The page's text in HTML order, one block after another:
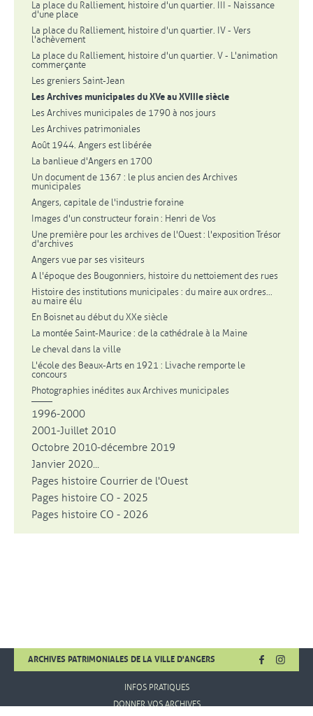
La place du Ralliement, histoire d'un quartier. III - Naissance
d'une place
La place du Ralliement, histoire d'un quartier. IV - Vers
l'achèvement
La place du Ralliement, histoire d'un quartier. V - L'animation
commerçante
Les greniers Saint-Jean
Les Archives municipales du XVe au XVIIIe siècle
Les Archives municipales de 1790 à nos jours
Les Archives patrimoniales
Août 1944. Angers est libérée
La banlieue d'Angers en 1700
Un document de 1367 : le plus ancien des Archives
municipales
Angers, capitale de l'industrie foraine
Images d'un constructeur forain : Henri de Vos
Une première pour les archives de l'Ouest : l'exposition Trésor
d'archives
Angers vue par ses visiteurs
A l'époque des Bougonniers, histoire du nettoiement des rues
Histoire des institutions municipales : du maire aux ordres...
au maire élu
En Boisnet au début du XXe siècle
La montée Saint-Maurice : de la cathédrale à la Maine
Le cheval dans la ville
L'école des Beaux-Arts en 1921 : Livache remporte le
concours
Photographies inédites aux Archives municipales
1996-2000
2001-Juillet 2010
Octobre 2010-décembre 2019
Janvier 2020...
Pages histoire Courrier de l'Ouest
Pages histoire CO - 2025
Pages histoire CO - 2026
ARCHIVES PATRIMONIALES DE LA VILLE D'ANGERS FACEBOOK
, OUVRE
,
INFOS PRATIQUES
DONNER VOS ARCHIVES